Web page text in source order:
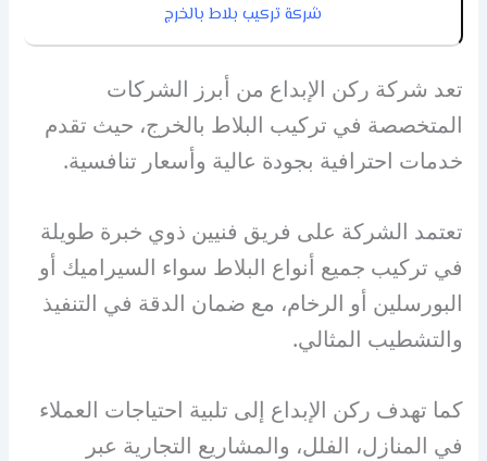
شركة تركيب بلاط بالخرج
تعد شركة ركن الإبداع من أبرز الشركات
المتخصصة في تركيب البلاط بالخرج، حيث تقدم
خدمات احترافية بجودة عالية وأسعار تنافسية.
تعتمد الشركة على فريق فنيين ذوي خبرة طويلة
في تركيب جميع أنواع البلاط سواء السيراميك أو
البورسلين أو الرخام، مع ضمان الدقة في التنفيذ
والتشطيب المثالي.
كما تهدف ركن الإبداع إلى تلبية احتياجات العملاء
في المنازل، الفلل، والمشاريع التجارية عبر